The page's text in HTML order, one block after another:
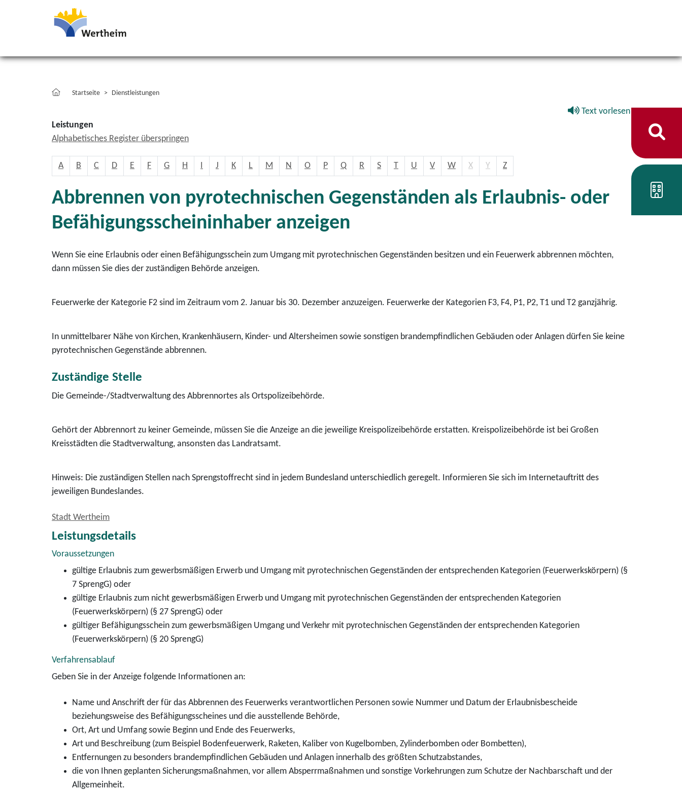
Startseite Dienstleistungen
Text vorlesen
Leistungen
Alphabetisches Register überspringen
A B C D E F G H I J K L M N O P Q R S T U V W X Y Z
Abbrennen von pyrotechnischen Gegenständen als Erlaubnis- oder
Befähigungsscheininhaber anzeigen
Wenn Sie eine Erlaubnis oder einen Befähigungsschein zum Umgang mit pyrotechnischen Gegenständen besitzen und ein Feuerwerk abbrennen möchten,
dann müssen Sie dies der zuständigen Behörde anzeigen.
Feuerwerke der Kategorie F2 sind im Zeitraum vom 2. Januar bis 30. Dezember anzuzeigen. Feuerwerke der Kategorien F3, F4, P1, P2, T1 und T2 ganzjährig.
In unmittelbarer Nähe von Kirchen, Krankenhäusern, Kinder- und Altersheimen sowie sonstigen brandempfindlichen Gebäuden oder Anlagen dürfen Sie keine
pyrotechnischen Gegenstände abbrennen.
Zuständige Stelle
Die Gemeinde-/Stadtverwaltung des Abbrennortes als Ortspolizeibehörde.
Gehört der Abbrennort zu keiner Gemeinde, müssen Sie die Anzeige an die jeweilige Kreispolizeibehörde erstatten. Kreispolizeibehörde ist bei Großen
Kreisstädten die Stadtverwaltung, ansonsten das Landratsamt.
Hinweis: Die zuständigen Stellen nach Sprengstoffrecht sind in jedem Bundesland unterschiedlich geregelt. Informieren Sie sich im Internetauftritt des
jeweiligen Bundeslandes.
Stadt Wertheim
Leistungsdetails
Voraussetzungen
gültige Erlaubnis zum gewerbsmäßigen Erwerb und Umgang mit pyrotechnischen Gegenständen der entsprechenden Kategorien (Feuerwerkskörpern) (§
7 SprengG) oder
gültige Erlaubnis zum nicht gewerbsmäßigen Erwerb und Umgang mit pyrotechnischen Gegenständen der entsprechenden Kategorien
(Feuerwerkskörpern) (§ 27 SprengG) oder
gültiger Befähigungsschein zum gewerbsmäßigen Umgang und Verkehr mit pyrotechnischen Gegenständen der entsprechenden Kategorien
(Feuerwerkskörpern) (§ 20 SprengG)
Verfahrensablauf
Geben Sie in der Anzeige folgende Informationen an:
Name und Anschrift der für das Abbrennen des Feuerwerks verantwortlichen Personen sowie Nummer und Datum der Erlaubnisbescheide
beziehungsweise des Befähigungsscheines und die ausstellende Behörde,
Ort, Art und Umfang sowie Beginn und Ende des Feuerwerks,
Art und Beschreibung(zum Beispiel Bodenfeuerwerk, Raketen, Kaliber von Kugelbomben, Zylinderbomben oder Bombetten),
Entfernungen zu besonders brandempfindlichen Gebäuden und Anlagen innerhalb des größten Schutzabstandes,
die von Ihnen geplanten Sicherungsmaßnahmen, vor allem Absperrmaßnahmen und sonstige Vorkehrungen zum Schutze der Nachbarschaft und der
Allgemeinheit.